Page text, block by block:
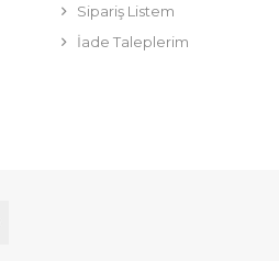
Sipariş Listem
İade Taleplerim